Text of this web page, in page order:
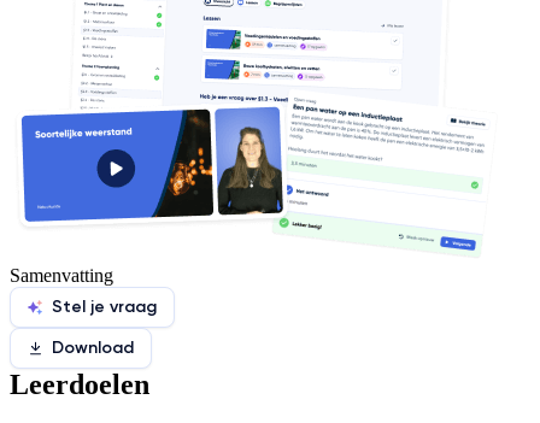
Samenvatting
Stel je vraag
Download
Leerdoelen